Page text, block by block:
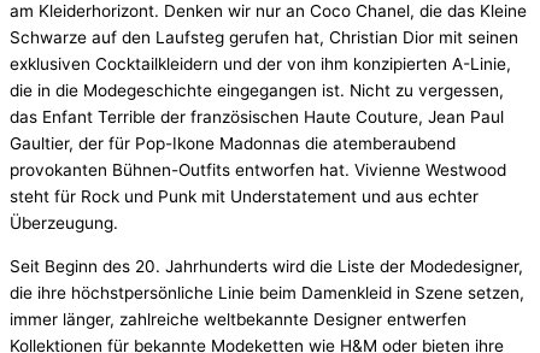
am Kleiderhorizont. Denken wir nur an Coco Chanel, die das Kleine
Schwarze auf den Laufsteg gerufen hat, Christian Dior mit seinen
exklusiven Cocktailkleidern und der von ihm konzipierten A-Linie,
die in die Modegeschichte eingegangen ist. Nicht zu vergessen,
das Enfant Terrible der französischen Haute Couture, Jean Paul
Gaultier, der für Pop-Ikone Madonnas die atemberaubend
provokanten Bühnen-Outfits entworfen hat. Vivienne Westwood
steht für Rock und Punk mit Understatement und aus echter
Überzeugung.
Seit Beginn des 20. Jahrhunderts wird die Liste der Modedesigner,
die ihre höchstpersönliche Linie beim Damenkleid in Szene setzen,
immer länger, zahlreiche weltbekannte Designer entwerfen
Kollektionen für bekannte Modeketten wie H&M oder bieten ihre